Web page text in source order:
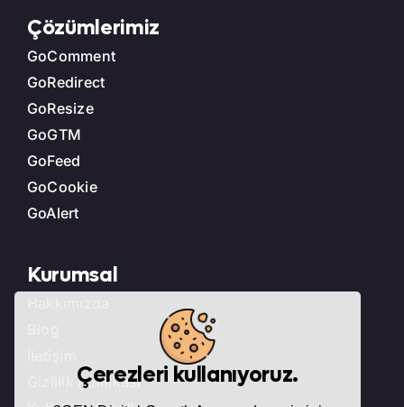
Çerezleri kullanıyoruz.
Çözümlerimiz
GoComment
GoRedirect
GoResize
GoGTM
GoFeed
GoCookie
GoAlert
Kurumsal
Gizlilik Politikası